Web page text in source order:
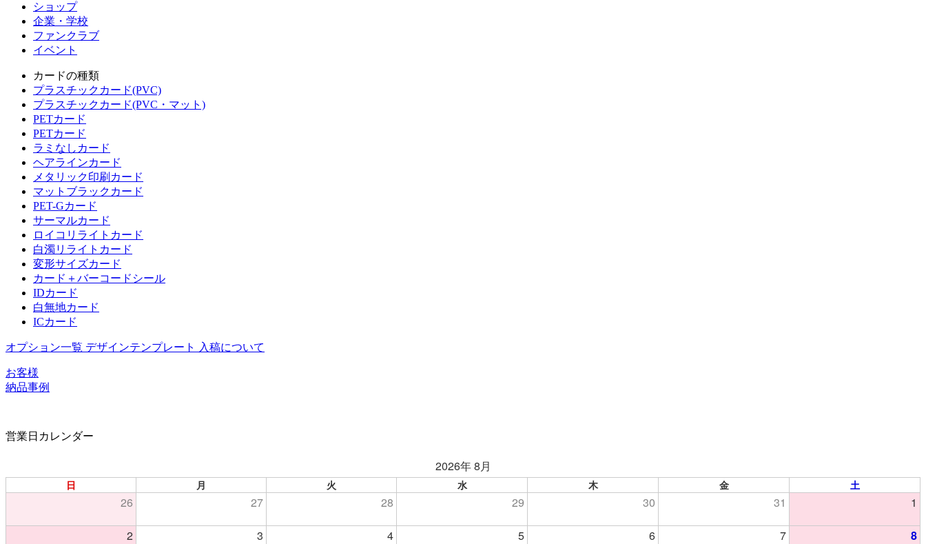
ショップ
企業・学校
ファンクラブ
イベント
カードの種類
プラスチックカード(PVC)
プラスチックカード(PVC・マット)
PETカード
PETカード
ラミなしカード
ヘアラインカード
メタリック印刷カード
マットブラックカード
PET-Gカード
サーマルカード
ロイコリライトカード
白濁リライトカード
変形サイズカード
カード＋バーコードシール
IDカード
白無地カード
ICカード
オプション一覧 デザインテンプレート 入稿について
お客様
納品事例
営業日カレンダー
2026年 8月
日 月 火 水 木 金 土
26 27 28 29 30 31 1
2 3 4 5 6 7 8